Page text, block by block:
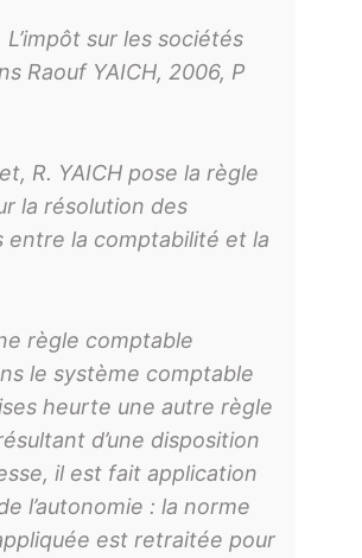
L’impôt sur les sociétés
Raouf YAICH, 2006, P
R. YAICH pose la règle
la résolution des
entre la comptabilité et la
règle comptable
le système comptable
heurte une autre règle
d’une disposition
il est fait application
l’autonomie : la norme
est retraitée pour